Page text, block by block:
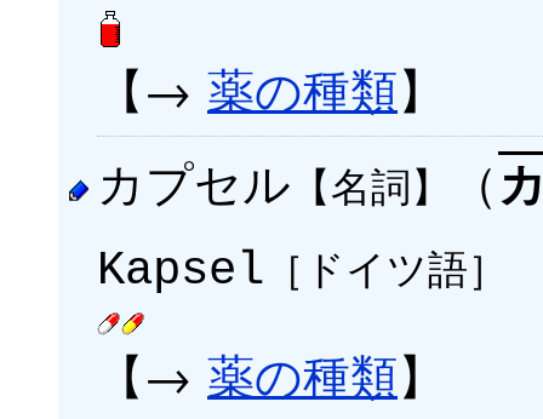
【→ 薬の種類】
カプセル 【名詞】 （
Kapsel ［ドイツ語］
【→ 薬の種類】